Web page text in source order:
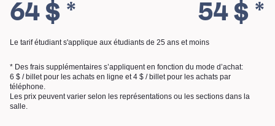
64 $ * 54 $ *
Le tarif étudiant s'applique aux étudiants de 25 ans et moins
* Des frais supplémentaires s’appliquent en fonction du mode d’achat:
6 $ / billet pour les achats en ligne et 4 $ / billet pour les achats par
téléphone.
Les prix peuvent varier selon les représentations ou les sections dans la
salle.